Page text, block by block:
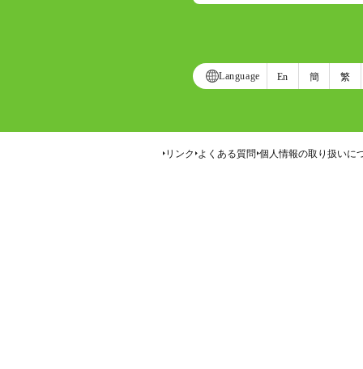
Language En 簡 繁
リンク よくある質問 個人情報の取り扱いに